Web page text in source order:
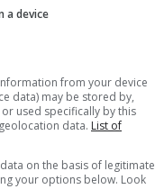
a device
from your device
data) may be stored by,
used specifically by this
data. List of
on the basis of legitimate
your options below. Look